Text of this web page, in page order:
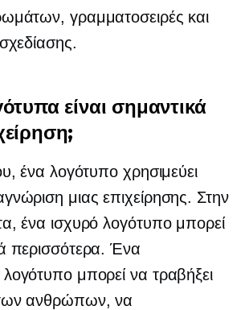
γραμματοσειρές και
είναι σημαντικά
ένα λογότυπο χρησιμεύει
μιας επιχείρησης. Στην
ένα ισχυρό λογότυπο μπορεί
περισσότερα. Ένα
μπορεί να τραβήξει
ανθρώπων, να